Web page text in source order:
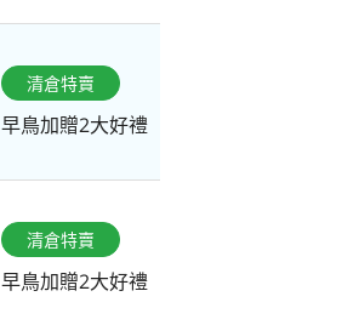
清倉特賣
早鳥加贈2大好禮
清倉特賣
早鳥加贈2大好禮